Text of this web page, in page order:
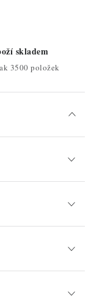
skladem
3500 položek